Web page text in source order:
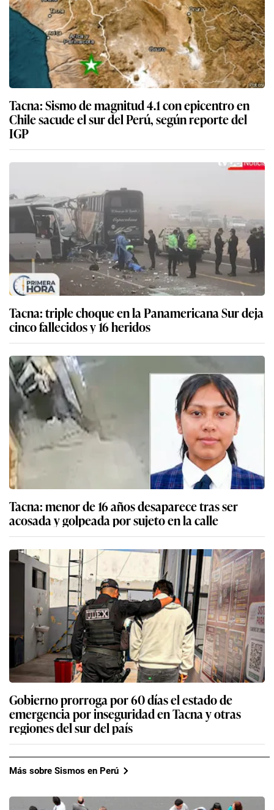
Tacna: Sismo de magnitud 4.1 con epicentro en
Chile sacude el sur del Perú, según reporte del
IGP
Tacna: triple choque en la Panamericana Sur deja
cinco fallecidos y 16 heridos
Tacna: menor de 16 años desaparece tras ser
acosada y golpeada por sujeto en la calle
Gobierno prorroga por 60 días el estado de
emergencia por inseguridad en Tacna y otras
regiones del sur del país
Más sobre Sismos en Perú